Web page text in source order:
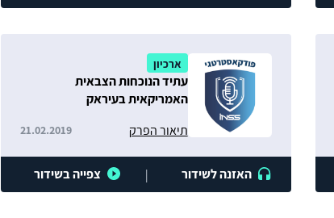
ארכיון
עתיד הנוכחות הצבאית
האמריקאית בעיראק
תיאור הפרק
21.02.2019
האזנה לשידור | צפייה בשידור